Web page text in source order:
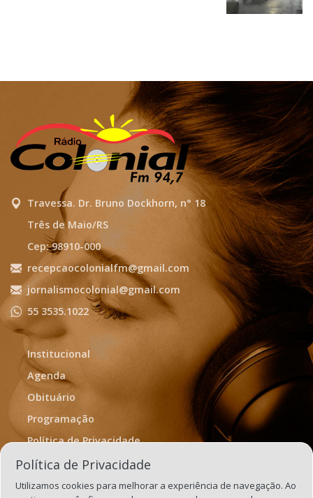
Travessa. Dr. Bruno Dockhorn, n° 18
Três de Maio/RS
Cep: 98910-000
recepcaocolonialfm@gmail.com
jornalismocolonial@gmail.com
55 3535.1022
Institucional
Agenda
Obituário
Programação
Política de Privacidade
Termos de Uso
Política de Privacidade
Utilizamos cookies para melhorar a experiência de navegação. Ao